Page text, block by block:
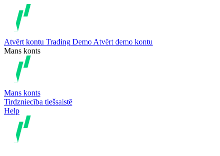
Atvērt kontu Trading Demo Atvērt demo kontu
Mans konts
Mans konts
Tirdzniecība tiešsaistē
Help